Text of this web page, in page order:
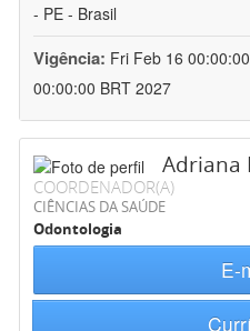
- PE - Brasil
Vigência: Fri Feb 16
00:00:00 BRT 2027
Adriana
COORDENADOR(A)
CIÊNCIAS DA SAÚDE
Odontologia
E-